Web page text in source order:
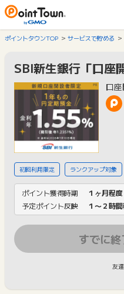
ポイントタウンTOP サービスで貯める
SBI新生銀行「口座
口
初回利用限定 ランクアップ対象
ポイント獲得時期
１ヶ月程度
予定ポイント反映
１〜２時
すでに
友